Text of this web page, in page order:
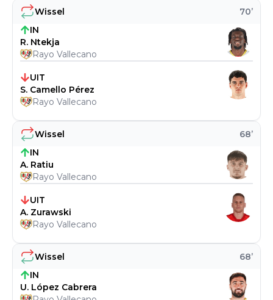
Wissel 68’
IN
U. López Cabrera
Wissel 68’
IN
A. Ratiu
Rayo Vallecano
UIT
A. Zurawski
Rayo Vallecano
Wissel 70’
IN
R. Ntekja
Rayo Vallecano
UIT
S. Camello Pérez
Rayo Vallecano